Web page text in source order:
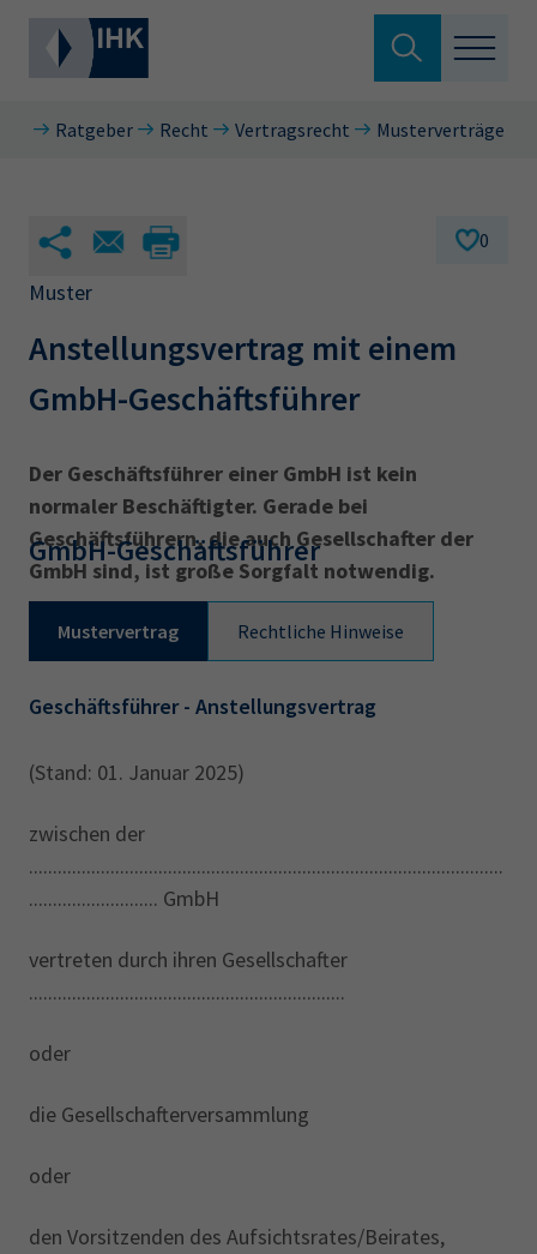
Aus- & Fortbildung
Berufszugang
Ratgeber
Service & Anträge
Über uns
Leichte Sprache
IHK regional
Karriere
Presse
EN
IHK Akademie
Suche verlassen
Hier können Sie auch aus den meistgesuchten
34a 34c Ausbildungsvertrag
AdA
34d
Prüfungstermine
Wirtschaftsfachwirt
34f
Negativerklärung
Sachkundeprüfung
Berichtsheft
AEVO
Ratgeber Recht Vertragsrecht Musterverträge
0
Muster
Anstellungsvertrag mit einem
GmbH-Geschäftsführer
Der Geschäftsführer einer GmbH ist kein
normaler Beschäftigter. Gerade bei
Geschäftsführern, die auch Gesellschafter der
GmbH sind, ist große Sorgfalt notwendig.
GmbH-Geschäftsführer
Mustervertrag Rechtliche Hinweise
Geschäftsführer - Anstellungsvertrag
(Stand: 01. Januar 2025)
zwischen der
...................................................................................................
........................... GmbH
vertreten durch ihren Gesellschafter
..................................................................
oder
die Gesellschafterversammlung
oder
den Vorsitzenden des Aufsichtsrates/Beirates,